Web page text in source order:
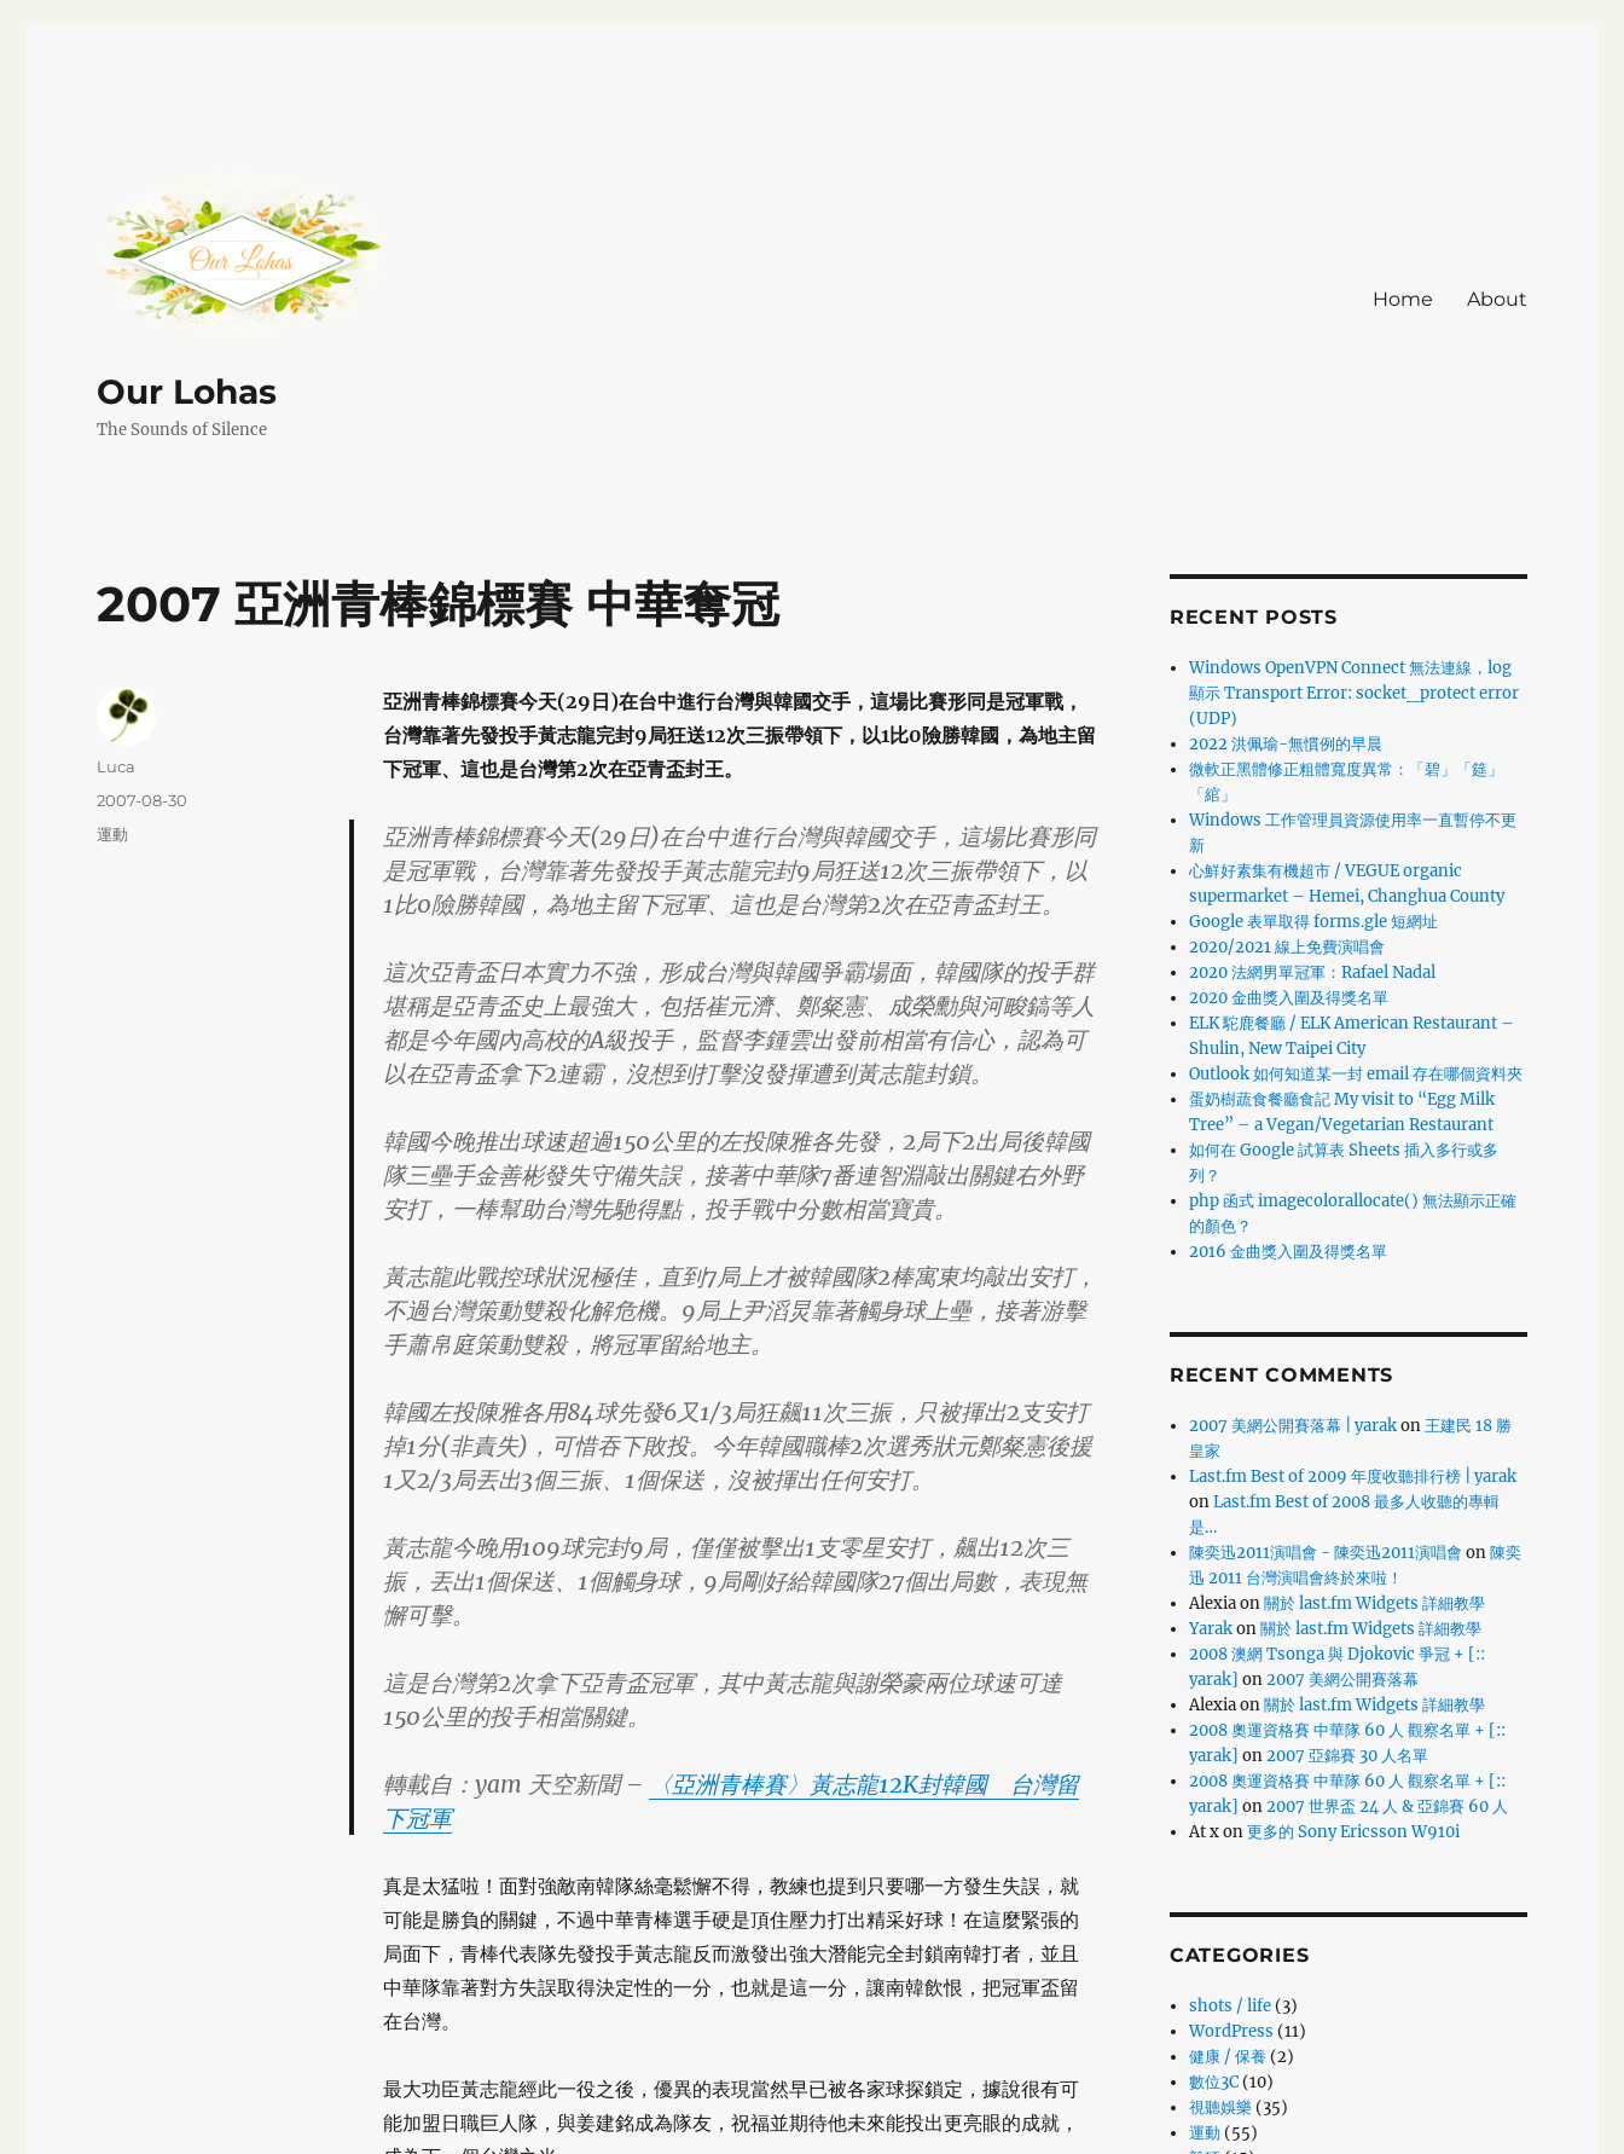
Our Lohas
The Sounds of Silence
Home About
2007 亞洲青棒錦標賽 中華奪冠
亞洲青棒錦標賽今天(29日)在台中進行台灣與韓國交手，這場比賽形同是冠軍戰，
台灣靠著先發投手黃志龍完封9局狂送12次三振帶領下，以1比0險勝韓國，為地主留
下冠軍、這也是台灣第2次在亞青盃封王。
亞洲青棒錦標賽今天(29日)在台中進行台灣與韓國交手，這場比賽形同
是冠軍戰，台灣靠著先發投手黃志龍完封9局狂送12次三振帶領下，以
1比0險勝韓國，為地主留下冠軍、這也是台灣第2次在亞青盃封王。
這次亞青盃日本實力不強，形成台灣與韓國爭霸場面，韓國隊的投手群
堪稱是亞青盃史上最強大，包括崔元濟、鄭粲憲、成榮勳與河畯鎬等人
都是今年國內高校的A級投手，監督李鍾雲出發前相當有信心，認為可
以在亞青盃拿下2連霸，沒想到打擊沒發揮遭到黃志龍封鎖。
韓國今晚推出球速超過150公里的左投陳雅各先發，2局下2出局後韓國
隊三壘手金善彬發失守備失誤，接著中華隊7番連智淵敲出關鍵右外野
安打，一棒幫助台灣先馳得點，投手戰中分數相當寶貴。
黃志龍此戰控球狀況極佳，直到7局上才被韓國隊2棒寓東均敲出安打，
不過台灣策動雙殺化解危機。9局上尹滔炅靠著觸身球上壘，接著游擊
手蕭帛庭策動雙殺，將冠軍留給地主。
韓國左投陳雅各用84球先發6又1/3局狂飆11次三振，只被揮出2支安打
掉1分(非責失)，可惜吞下敗投。今年韓國職棒2次選秀狀元鄭粲憲後援
1又2/3局丟出3個三振、1個保送，沒被揮出任何安打。
黃志龍今晚用109球完封9局，僅僅被擊出1支零星安打，飆出12次三
振，丟出1個保送、1個觸身球，9局剛好給韓國隊27個出局數，表現無
懈可擊。
這是台灣第2次拿下亞青盃冠軍，其中黃志龍與謝榮豪兩位球速可達
150公里的投手相當關鍵。
轉載自：yam 天空新聞 –
〈亞洲青棒賽〉黃志龍12K封韓國 台灣留
下冠軍
真是太猛啦！面對強敵南韓隊絲毫鬆懈不得，教練也提到只要哪一方發生失誤，就
可能是勝負的關鍵，不過中華青棒選手硬是頂住壓力打出精采好球！在這麼緊張的
局面下，青棒代表隊先發投手黃志龍反而激發出強大潛能完全封鎖南韓打者，並且
中華隊靠著對方失誤取得決定性的一分，也就是這一分，讓南韓飲恨，把冠軍盃留
在台灣。
最大功臣黃志龍經此一役之後，優異的表現當然早已被各家球探鎖定，據說很有可
能加盟日職巨人隊，與姜建銘成為隊友，祝福並期待他未來能投出更亮眼的成就，
Author
Luca
Posted
on
2007-08-30
Categories
運動
RECENT POSTS
Windows OpenVPN Connect 無法連線，log
顯示 Transport Error: socket_protect error
(UDP)
2022 洪佩瑜-無慣例的早晨
微軟正黑體修正粗體寬度異常：「碧」「筵」
「綰」
Windows 工作管理員資源使用率一直暫停不更
新
心鮮好素集有機超市 / VEGUE organic
supermarket – Hemei, Changhua County
Google 表單取得 forms.gle 短網址
2020/2021 線上免費演唱會
2020 法網男單冠軍：Rafael Nadal
2020 金曲獎入圍及得獎名單
ELK 駝鹿餐廳 / ELK American Restaurant –
Shulin, New Taipei City
Outlook 如何知道某一封 email 存在哪個資料夾
蛋奶樹蔬食餐廳食記 My visit to “Egg Milk
Tree” – a Vegan/Vegetarian Restaurant
如何在 Google 試算表 Sheets 插入多行或多
列？
php 函式 imagecolorallocate() 無法顯示正確
的顏色？
2016 金曲獎入圍及得獎名單
RECENT COMMENTS
2007 美網公開賽落幕 | yarakon王建民 18 勝
皇家
Last.fm Best of 2009 年度收聽排行榜 | yarak
onLast.fm Best of 2008 最多人收聽的專輯
是…
陳奕迅2011演唱會 - 陳奕迅2011演唱會on陳奕
迅 2011 台灣演唱會終於來啦！
Alexiaon關於 last.fm Widgets 詳細教學
Yarakon關於 last.fm Widgets 詳細教學
2008 澳網 Tsonga 與 Djokovic 爭冠 + [::
yarak] on2007 美網公開賽落幕
Alexiaon關於 last.fm Widgets 詳細教學
2008 奧運資格賽 中華隊 60 人 觀察名單 + [::
yarak] on2007 亞錦賽 30 人名單
2008 奧運資格賽 中華隊 60 人 觀察名單 + [::
yarak] on2007 世界盃 24 人 & 亞錦賽 60 人
At xon更多的 Sony Ericsson W910i
CATEGORIES
shots / life (3)
WordPress (11)
健康 / 保養 (2)
數位3C (10)
視聽娛樂 (35)
運動 (55)